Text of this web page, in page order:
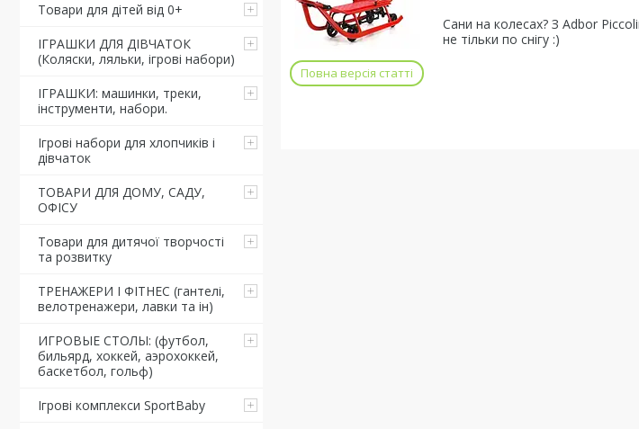
Товари для дітей від 0+
ІГРАШКИ ДЛЯ ДІВЧАТОК
(Коляски, ляльки, ігрові набори)
ІГРАШКИ: машинки, треки,
інструменти, набори.
Ігрові набори для хлопчиків і
дівчаток
ТОВАРИ ДЛЯ ДОМУ, САДУ,
ОФІСУ
Товари для дитячої творчості
та розвитку
ТРЕНАЖЕРИ І ФІТНЕС (гантелі,
велотренажери, лавки та ін)
ИГРОВЫЕ СТОЛЫ: (футбол,
бильярд, хоккей, аэрохоккей,
баскетбол, гольф)
Ігрові комплекси SportBaby
Сани на колесах? З Adbor
не тільки по снігу :)
Повна версія статті